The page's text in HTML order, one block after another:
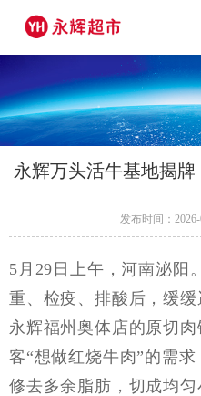
永辉万头活牛基地揭
发布时间：
5月29日上午，河南泌阳
重、检疫、排酸后，缓缓
永辉福州奥体店的原切
客“想做红烧牛肉”的需
修去多余脂肪，切成均